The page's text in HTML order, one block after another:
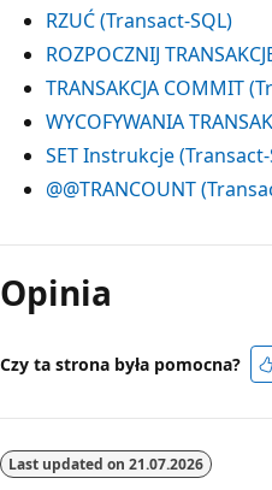
RZUĆ (Transact-SQL)
ROZPOCZNIJ
TRANSAKCJA COMMIT
WYCOFYWANIA
SET Instrukcje (Transact-
@@TRANCOUNT
Tryb
odczytu
wyłączony
Opinia
Czy ta strona była pomocna?
Last updated on 21.07.2026